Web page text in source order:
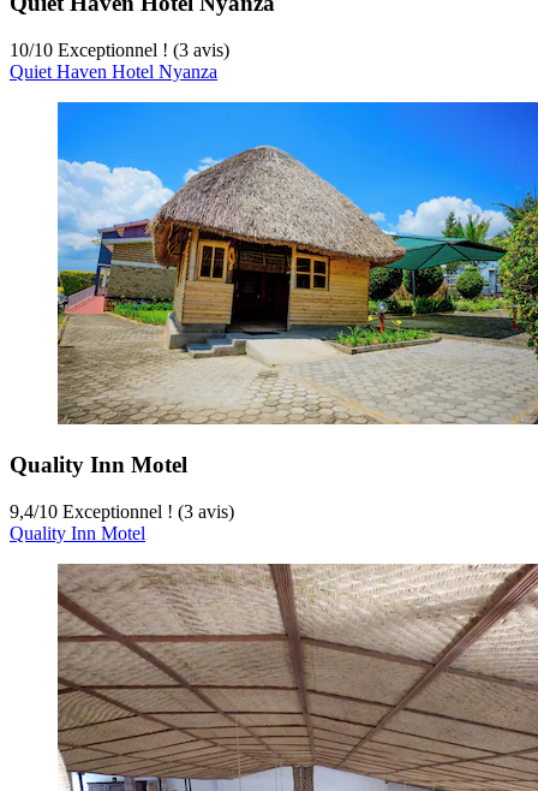
10/10 Exceptionnel ! (3 avis)
Quiet Haven Hotel Nyanza
Quality Inn Motel
9,4/10 Exceptionnel ! (3 avis)
Quality Inn Motel